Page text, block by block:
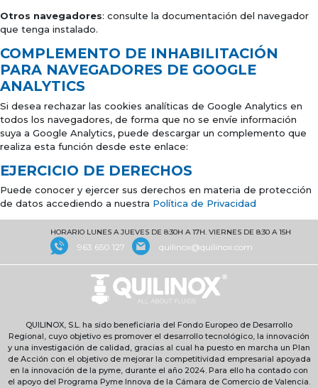
Otros navegadores: consulte la documentación del navegador
que tenga instalado.
COMPLEMENTO DE INHABILITACIÓN
PARA NAVEGADORES DE GOOGLE
ANALYTICS
Si desea rechazar las cookies analíticas de Google Analytics en
todos los navegadores, de forma que no se envíe información
suya a Google Analytics, puede descargar un complemento que
realiza esta función desde este enlace:
EJERCICIO DE DERECHOS
Puede conocer y ejercer sus derechos en materia de protección
de datos accediendo a nuestra Política de Privacidad
HORARIO LUNES A JUEVES DE 8:30H A 17H. VIERNES DE 8:30 A 15H
963 650 127 quilinox@quilinox.com
QUILINOX, S.L. ha sido beneficiaria del Fondo Europeo de Desarrollo
Regional, cuyo objetivo es promover el desarrollo tecnológico, la innovación
y una investigación de calidad, gracias al cual ha puesto en marcha un Plan
de Acción con el objetivo de mejorar la competitividad empresarial apoyada
en la innovación de la pyme, durante el año 2024. Para ello ha contado con
el apoyo del Programa Pyme Innova de la Cámara de Comercio de Valencia.